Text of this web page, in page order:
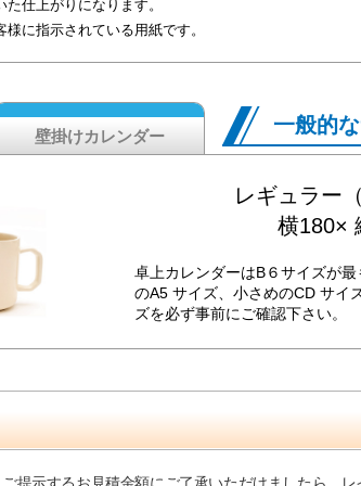
仕上がりになります。
に指示されている用紙です。
一般的
壁掛けカレンダー
レギュラー
横180×
卓上カレンダーはB６サイズが
のA5 サイズ、小さめのCD サイ
ズを必ず事前にご確認下さい。